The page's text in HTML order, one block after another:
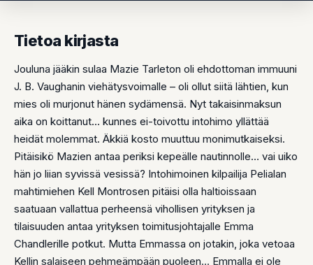
Tietoa kirjasta
Jouluna jääkin sulaa Mazie Tarleton oli ehdottoman immuuni
J. B. Vaughanin viehätysvoimalle – oli ollut siitä lähtien, kun
mies oli murjonut hänen sydämensä. Nyt takaisinmaksun
aika on koittanut… kunnes ei-toivottu intohimo yllättää
heidät molemmat. Äkkiä kosto muuttuu monimutkaiseksi.
Pitäisikö Mazien antaa periksi kepeälle nautinnolle… vai uiko
hän jo liian syvissä vesissä? Intohimoinen kilpailija Pelialan
mahtimiehen Kell Montrosen pitäisi olla haltioissaan
saatuaan vallattua perheensä vihollisen yrityksen ja
tilaisuuden antaa yrityksen toimitusjohtajalle Emma
Chandlerille potkut. Mutta Emmassa on jotakin, joka vetoaa
Kellin salaiseen pehmeämpään puoleen… Emmalla ei ole